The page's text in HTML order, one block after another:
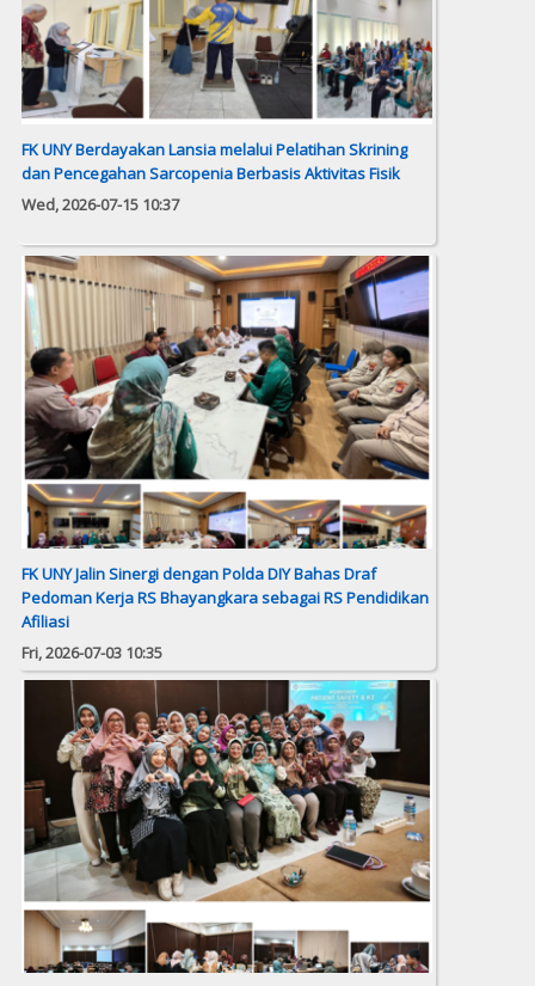
FK UNY Berdayakan Lansia melalui Pelatihan Skrining
dan Pencegahan Sarcopenia Berbasis Aktivitas Fisik
Wed, 2026-07-15 10:37
FK UNY Jalin Sinergi dengan Polda DIY Bahas Draf
Pedoman Kerja RS Bhayangkara sebagai RS Pendidikan
Afiliasi
Fri, 2026-07-03 10:35